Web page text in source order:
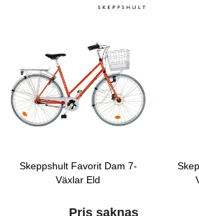
Skeppshult Favorit Dam 7-
Växlar Eld
Pris saknas